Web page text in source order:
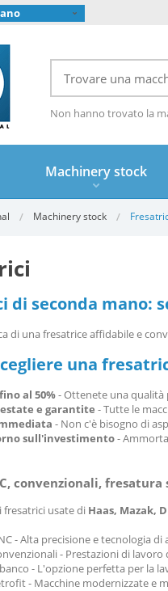
Non hanno trovato la
Machinery stock
Machinery stock
di seconda mano:
di una fresatrice affidabile e
una
al 50%- Ottenete una qualità
e garantite - Tutte le
- Non c'è bisogno di
sull'investimento-
convenzionali,
fresatrici usate di Haas, Mazak,
- Alta precisione e tecnologia
- Prestazioni di
- L'opzione perfetta per la
- Macchine modernizzate e